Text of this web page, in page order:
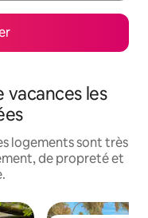
vacances les
logements sont très
de propreté et